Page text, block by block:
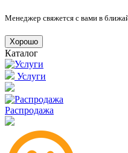
Менеджер свяжется с вами в
Хорошо
Каталог
Услуги
Распродажа